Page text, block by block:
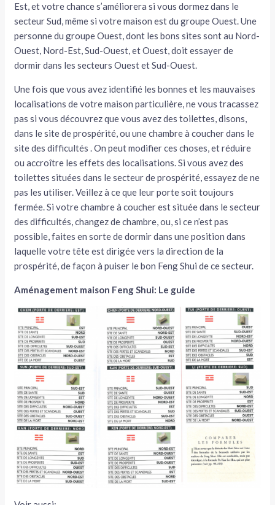
Est, et votre chance s’améliorera si vous dormez dans le
secteur Sud, même si votre maison est du groupe Ouest. Une
personne du groupe Ouest, dont les bons sites sont au Nord-
Ouest, Nord-Est, Sud-Ouest, et Ouest, doit essayer de
dormir dans les secteurs Ouest et Sud-Ouest.
Une fois que vous avez identifié les bonnes et les mauvaises
localisations de votre maison parti­culière, ne vous tracassez
pas si vous découvrez que vous avez des toilettes, disons,
dans le site de prospérité, ou une chambre à coucher dans le
site des difficultés . On peut modifier ces choses, et réduire
ou accroître les effets des localisations. Si vous avez des
toilettes situées dans le secteur de prospérité, essayez de ne
pas les utiliser. Veillez à ce que leur porte soit toujours
fermée. Si votre chambre à coucher est située dans le secteur
des difficultés, changez de chambre, ou, si ce n’est pas
possible, faites en sorte de dormir dans une position dans
laquelle votre tête est dirigée vers la direction de la
prospérité, de façon à puiser le bon Feng Shui de ce secteur.
Aménagement maison Feng Shui: Le guide